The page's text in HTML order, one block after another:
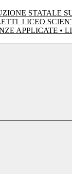
STATALE
LICEO
APPLICATE •